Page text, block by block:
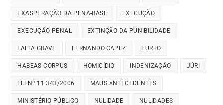
EXASPERAÇÃO DA PENA-BASE EXECUÇÃO
EXECUÇÃO PENAL EXTINÇÃO DA PUNIBILIDADE
FALTA GRAVE FERNANDO CAPEZ FURTO
HABEAS CORPUS HOMICÍDIO INDENIZAÇÃO JÚRI
LEI Nº 11.343/2006 MAUS ANTECEDENTES
MINISTÉRIO PÚBLICO NULIDADE NULIDADES